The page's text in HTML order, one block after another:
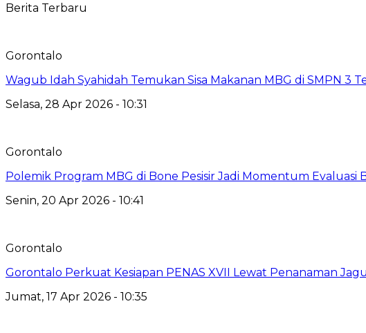
Berita Terbaru
Gorontalo
Wagub Idah Syahidah Temukan Sisa Makanan MBG di SMPN 3
Selasa, 28 Apr 2026 - 10:31
Gorontalo
Polemik Program MBG di Bone Pesisir Jadi Momentum Evaluasi
Senin, 20 Apr 2026 - 10:41
Gorontalo
Gorontalo Perkuat Kesiapan PENAS XVII Lewat Penanaman
Jumat, 17 Apr 2026 - 10:35